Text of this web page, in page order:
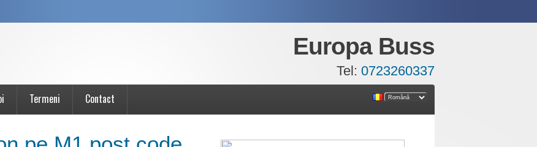
Europa Buss
Tel: 0723260337
Termeni Contact